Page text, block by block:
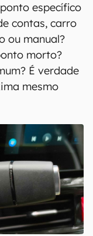
específico
contas, carro
ou manual?
morto?
É verdade
mesmo